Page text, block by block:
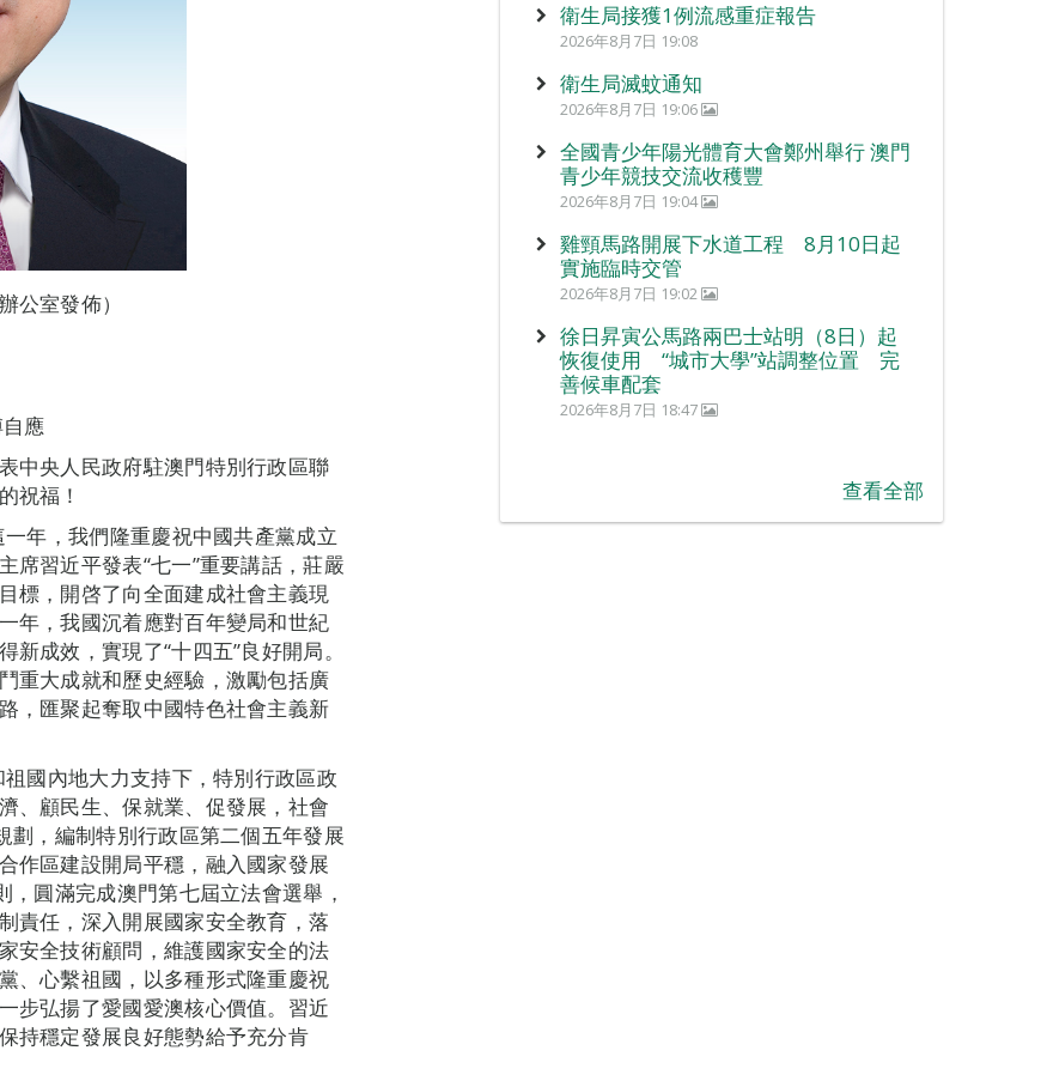
公室發佈）
應
中央人民政府駐澳門特別行政區聯
祝福！
年，我們隆重慶祝中國共產黨成立
席習近平發表“七一”重要講話，莊嚴
標，開啓了向全面建成社會主義現
年，我國沉着應對百年變局和世紀
成效，實現了“十四五”良好開局。
重大成就和歷史經驗，激勵包括廣
，匯聚起奪取中國特色社會主義新
國內地大力支持下，特別行政區政
、顧民生、保就業、促發展，社會
劃，編制特別行政區第二個五年發展
作區建設開局平穩，融入國家發展
圓滿完成澳門第七屆立法會選舉，
責任，深入開展國家安全教育，落
安全技術顧問，維護國家安全的法
、心繫祖國，以多種形式隆重慶祝
步弘揚了愛國愛澳核心價值。習近
持穩定發展良好態勢給予充分肯
衛生局接獲1例流感重症報告
2026年8月7日 19:08
衛生局滅蚊通知
2026年8月7日 19:06
全國青少年陽光體育大會鄭州舉行 澳門
青少年競技交流收穫豐
2026年8月7日 19:04
雞頸馬路開展下水道工程 8月10日起
實施臨時交管
2026年8月7日 19:02
徐日昇寅公馬路兩巴士站明（8日）起
恢復使用 “城市大學”站調整位置 完
善候車配套
2026年8月7日 18:47
查看全部